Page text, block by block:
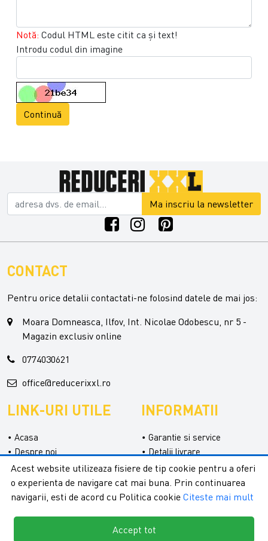
Notă: Codul HTML este citit ca şi text!
Introdu codul din imagine
Continuă
Ma inscriu la newsletter
CONTACT
Pentru orice detalii contactati-ne folosind datele de mai jos:
Moara Domneasca, Ilfov, Int. Nicolae Odobescu, nr 5 -
Magazin exclusiv online
0774030621
office@reducerixxl.ro
LINK-URI UTILE
Acasa
Despre noi
Categorii
Contact
Formular retur
INFORMATII
Garantie si service
Detalii livrare
Confidentialitate
Termeni si conditii
Acest website utilizeaza fisiere de tip cookie pentru a oferi
o experienta de navigare cat mai buna. Prin continuarea
navigarii, esti de acord cu Politica cookie Citeste mai mult
Accept tot